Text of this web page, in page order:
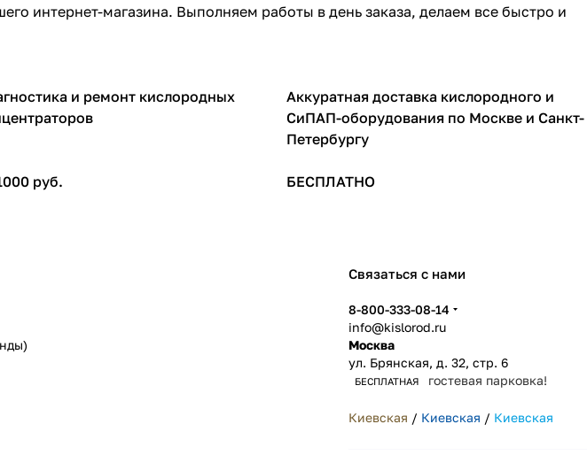
интернет-магазина. Выполняем работы в день заказа, делаем все быстро и
и ремонт кислородных
руб.
Аккуратная доставка кислородного и
СиПАП-оборудования по Москве и Санкт-
Петербургу
БЕСПЛАТНО
Связаться с нами
8-800-333-08-14
info@kislorod.ru
Москва
ул. Брянская, д. 32, стр. 6
БЕСПЛАТНАЯ гостевая парковка!
Киевская / Киевская / Киевская